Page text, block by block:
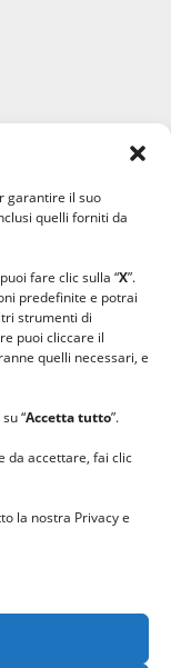
garantire il suo
quelli forniti da
fare clic sulla “X”.
predefinite e potrai
strumenti di
puoi cliccare il
quelli necessari, e
“Accetta tutto”.
da accettare, fai clic
la nostra Privacy e